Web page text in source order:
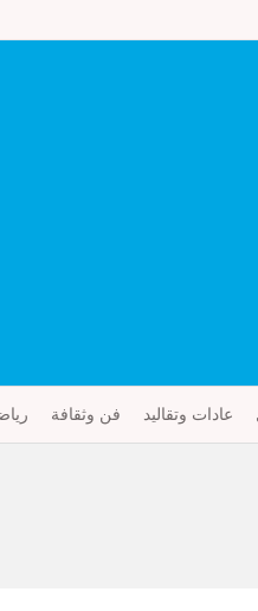
عادات وتقاليد فن وثقافة